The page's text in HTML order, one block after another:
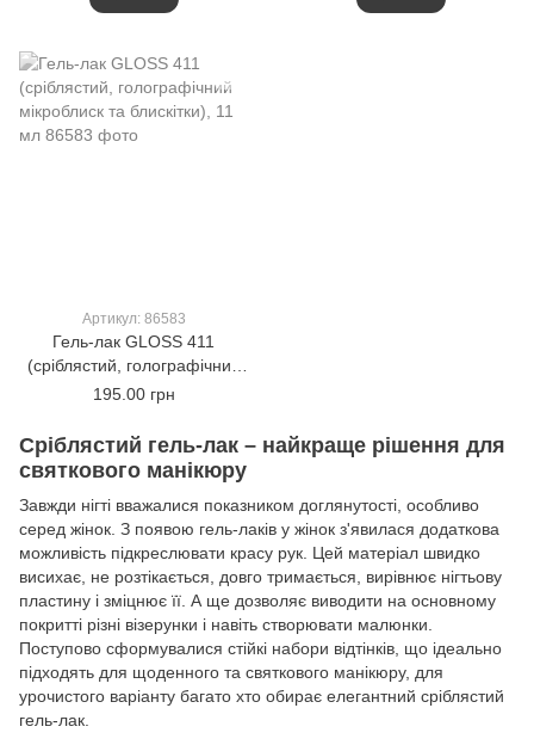
Артикул: 86583
Гель-лак GLOSS 411
(сріблястий, голографічний
мікроблиск та блискітки), 11
195.00 грн
Сріблястий гель-лак – найкраще рішення для
святкового манікюру
Завжди нігті вважалися показником доглянутості, особливо
серед жінок. З появою гель-лаків у жінок з'явилася додаткова
можливість підкреслювати красу рук. Цей матеріал швидко
висихає, не розтікається, довго тримається, вирівнює нігтьову
пластину і зміцнює її. А ще дозволяє виводити на основному
покритті різні візерунки і навіть створювати малюнки.
Поступово сформувалися стійкі набори відтінків, що ідеально
підходять для щоденного та святкового манікюру, для
урочистого варіанту багато хто обирає елегантний сріблястий
гель-лак.